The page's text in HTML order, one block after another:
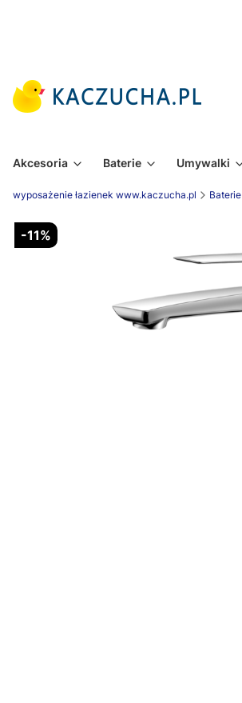
Akcesoria Baterie Umywalki
wyposażenie łazienek www.kaczucha.pl Baterie
-11%